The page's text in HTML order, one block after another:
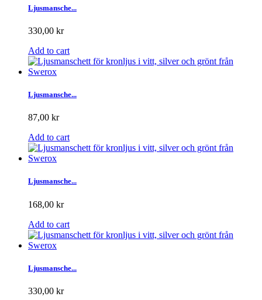
Ljusmansche...
330,00 kr
Add to cart
Ljusmansche...
87,00 kr
Add to cart
Ljusmansche...
168,00 kr
Add to cart
Ljusmansche...
330,00 kr